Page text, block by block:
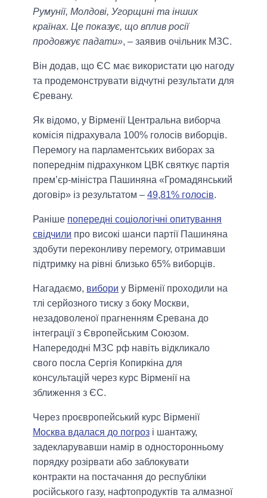
Румунії, Молдові, Угорщині та інших
країнах. Це показує, що вплив росії
продовжує падати», – заявив очільник МЗС.
Він додав, що ЄС має використати цю нагоду
та продемонструвати відчутні результати для
Єревану.
Як відомо, у Вірменії Центральна виборча
комісія підрахувала 100% голосів виборців.
Перемогу на парламентських виборах за
попереднім підрахунком ЦВК святкує партія
прем’єр-міністра Пашиняна «Громадянський
договір» із результатом – 49,81% голосів.
Раніше попередні соціологічні опитування
свідчили про високі шанси партії Пашиняна
здобути переконливу перемогу, отримавши
підтримку на рівні близько 65% виборців.
Нагадаємо, вибори у Вірменії проходили на
тлі серйозного тиску з боку Москви,
незадоволеної прагненням Єревана до
інтеграції з Європейським Союзом.
Напередодні МЗС рф навіть відкликало
свого посла Сергія Копиркіна для
консультацій через курс Вірменії на
зближення з ЄС.
Через проєвропейський курс Вірменії
Москва вдалася до погроз і шантажу,
задекларувавши намір в односторонньому
порядку розірвати або заблокувати
контракти на постачання до республіки
російського газу, нафтопродуктів та алмазної